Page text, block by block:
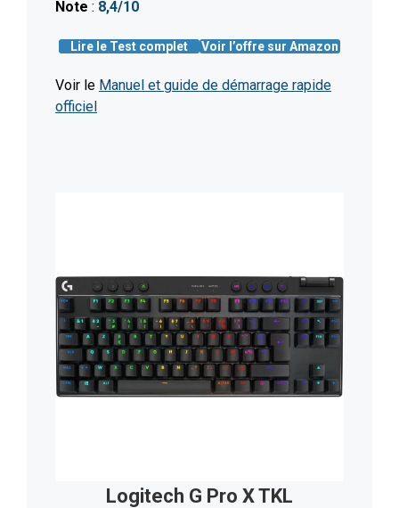
Note : 8,4/10
Lire le Test complet Voir l’offre sur Amazon
Voir le Manuel et guide de démarrage rapide
officiel
Logitech G Pro X TKL